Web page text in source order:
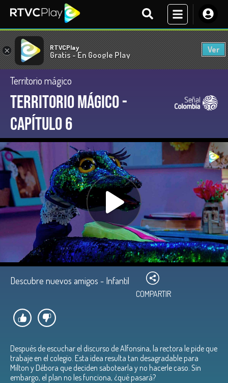
× RTVCPlay
Gratis - En Google Play
Ver
Territorio mágico
Territorio Mágico -
Capítulo 6
Descubre nuevos amigos - Infantil
COMPARTIR
Después de escuchar el discurso de Alfonsina, la rectora le pide que
trabaje en el colegio. Esta idea resulta tan desagradable para
Milton y Débora que deciden sabotearla y no hacerle caso. Sin
embargo, el plan no les funciona, ¿qué pasará?